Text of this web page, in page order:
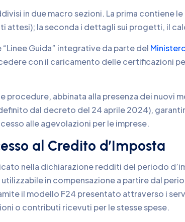
in due macro sezioni. La prima
attesi); la seconda i dettagli sui progetti, il
Guida” integrative da parte del
con il caricamento delle certificazioni
procedure, abbinata alla presenza dei nuovi
dal decreto del 24 aprile 2024),
alle agevolazioni per le imprese.
al Credito d’Imposta
nella dichiarazione redditi del periodo
in compensazione a partire dal
il modello F24 presentato attraverso i
o contributi ricevuti per le stesse spese.